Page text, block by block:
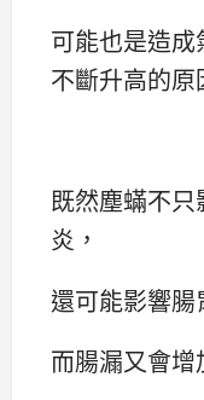
可能也是造
不斷升高的原
既然塵蟎不
炎，
還可能影響腸
而腸漏又會增